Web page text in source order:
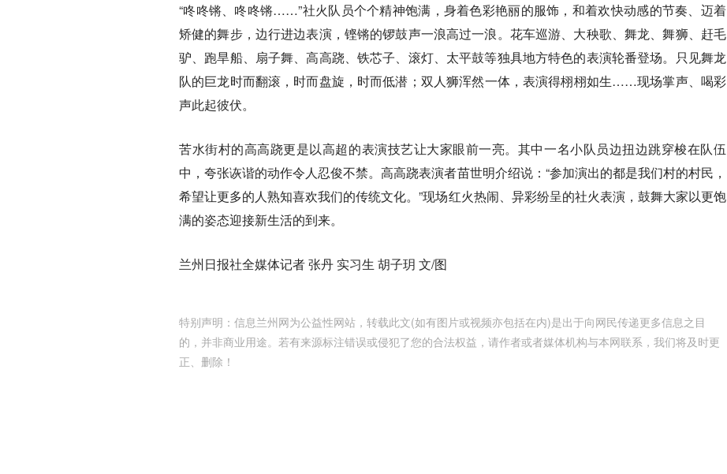
“咚咚锵、咚咚锵……”社火队员个个精神饱满，身着色彩艳丽的服饰，和着欢快动感的节奏、迈着
矫健的舞步，边行进边表演，铿锵的锣鼓声一浪高过一浪。花车巡游、大秧歌、舞龙、舞狮、赶毛
驴、跑旱船、扇子舞、高高跷、铁芯子、滚灯、太平鼓等独具地方特色的表演轮番登场。只见舞龙
队的巨龙时而翻滚，时而盘旋，时而低潜；双人狮浑然一体，表演得栩栩如生……现场掌声、喝彩
声此起彼伏。
苦水街村的高高跷更是以高超的表演技艺让大家眼前一亮。其中一名小队员边扭边跳穿梭在队伍
中，夸张诙谐的动作令人忍俊不禁。高高跷表演者苗世明介绍说：“参加演出的都是我们村的村民，
希望让更多的人熟知喜欢我们的传统文化。”现场红火热闹、异彩纷呈的社火表演，鼓舞大家以更饱
满的姿态迎接新生活的到来。
兰州日报社全媒体记者 张丹 实习生 胡子玥 文/图
特别声明：信息兰州网为公益性网站，转载此文(如有图片或视频亦包括在内)是出于向网民传递更多信息之目
的，并非商业用途。若有来源标注错误或侵犯了您的合法权益，请作者或者媒体机构与本网联系，我们将及时更
正、删除！